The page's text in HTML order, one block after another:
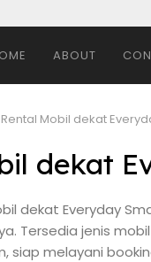
ABOUT
Rental Mobil dekat
dekat
dekat Everyday
Tersedia jenis
siap melayani